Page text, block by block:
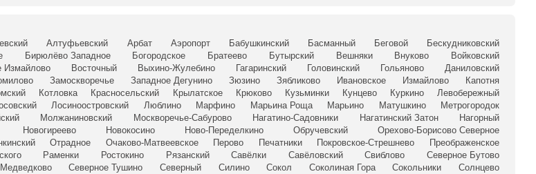
Алтуфьевский Арбат Аэропорт Бабушкинский Басманный Беговой
Бескудниковский
Бирюлёво Западное Богородское Братеево Бутырский Вешняки Внуково
Войковский
Измайлово Восточный Выхино-Жулебино Гагаринский Головинский Гольяново
Даниловский
Замоскворечье Западное Дегунино Зюзино Зябликово Ивановское Измайлово
Капотня
Котловка Красносельский Крылатское Крюково Кузьминки Кунцево Куркино
Левобережный
Лосиноостровский Люблино Марфино Марьина Роща Марьино Матушкино
Метрогородок
Молжаниновский Москворечье-Сабурово Нагатино-Садовники Нагатинский Затон
Нагорный
Новогиреево Новокосино Ново-Переделкино Обручевский
Орехово-Борисово Северное
Отрадное Очаково-Матвеевское Перово Печатники Покровское-Стрешнево
Преображенское
Раменки Ростокино Рязанский Савёлки Савёловский Свиблово
Северное Бутово
Северное Тушино Северный Силино Сокол Соколиная Гора Сокольники
Солнцево